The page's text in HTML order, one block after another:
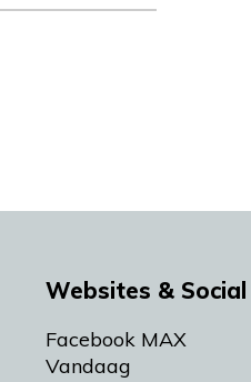
Websites & Social
Facebook MAX
Vandaag